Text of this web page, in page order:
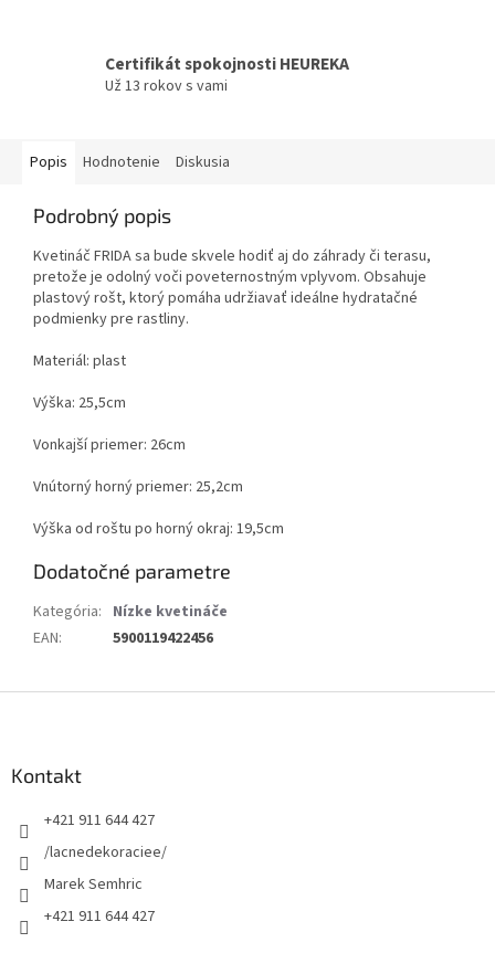
Certifikát spokojnosti HEUREKA
Už 13 rokov s vami
Popis Hodnotenie Diskusia
Podrobný popis
Kvetináč FRIDA sa bude skvele hodiť aj do záhrady či terasu,
pretože je odolný voči poveternostným vplyvom. Obsahuje
plastový rošt, ktorý pomáha udržiavať ideálne hydratačné
podmienky pre rastliny.
Materiál: plast
Výška: 25,5cm
Vonkajší priemer: 26cm
Vnútorný horný priemer: 25,2cm
Výška od roštu po horný okraj: 19,5cm
Dodatočné parametre
Kategória: Nízke kvetináče
EAN: 5900119422456
Kontakt
+421 911 644 427
/lacnedekoraciee/
Marek Semhric
+421 911 644 427